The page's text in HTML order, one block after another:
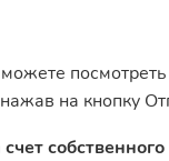
на кнопку